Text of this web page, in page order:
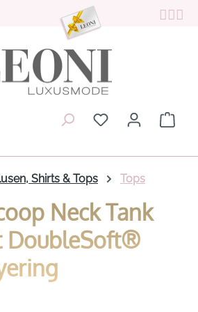
Du hast 0
Shirts & Tops Tops
Neck Tank
DoubleSoft®